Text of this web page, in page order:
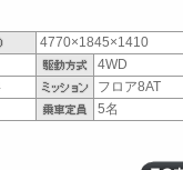
4770×1845×1410
4WD
フロア8AT
5名